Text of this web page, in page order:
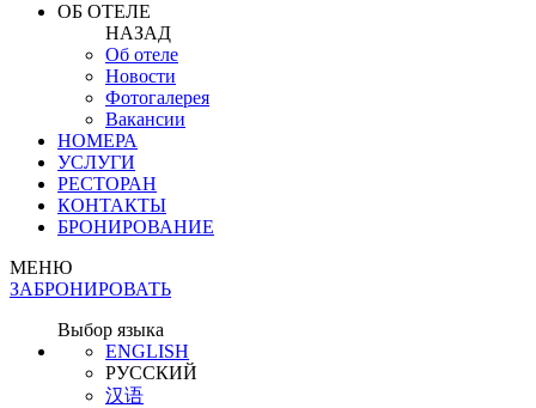
ОБ ОТЕЛЕ
НАЗАД
Об отеле
Новости
Фотогалерея
Вакансии
НОМЕРА
УСЛУГИ
РЕСТОРАН
КОНТАКТЫ
БРОНИРОВАНИЕ
МЕНЮ
ЗАБРОНИРОВАТЬ
Выбор языка
ENGLISH
РУССКИЙ
汉语